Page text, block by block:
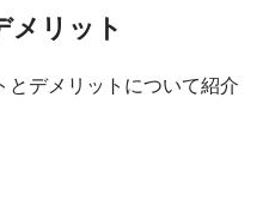
メリット
とデメリットについて紹介